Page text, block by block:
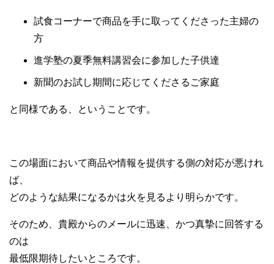
試食コーナーで商品を手に取ってくださった主婦の
方
進学塾の夏季無料講習会に参加した子供達
新聞のお試し期間に応じてくださるご家庭
と同様である、ということです。
この場面において商品や情報を提供する側の対応が悪けれ
ば、
どのような結果になるかは火を見るより明らかです。
そのため、貴殿からのメールに迅速、かつ真摯に回答する
のは
最低限期待したいところです。